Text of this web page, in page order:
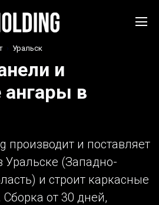
› Уральск
и
в
производит и поставляет
Уральске (Западно-
и строит каркасные
от 30 дней,